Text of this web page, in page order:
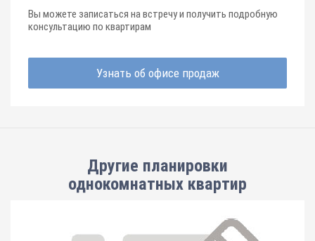
Вы можете записаться на встречу и получить подробную
консультацию по квартирам
Узнать об офисе продаж
Другие планировки
однокомнатных квартир